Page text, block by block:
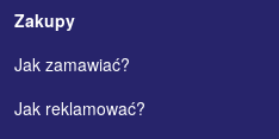
Zakupy
Jak zamawiać?
Jak reklamować?